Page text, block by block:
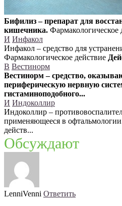
Бифилиз – препарат для
кишечника. Фармакологическое
И Инфакол
Инфакол – средство для
Фармакологическое действие
В Вестинорм
Вестинорм – средство,
периферическую нервную
гистаминоподобного...
И Индоколлир
Индоколлир –
применяющееся в
действ...
Обсуждают
LenniVenni Ответить